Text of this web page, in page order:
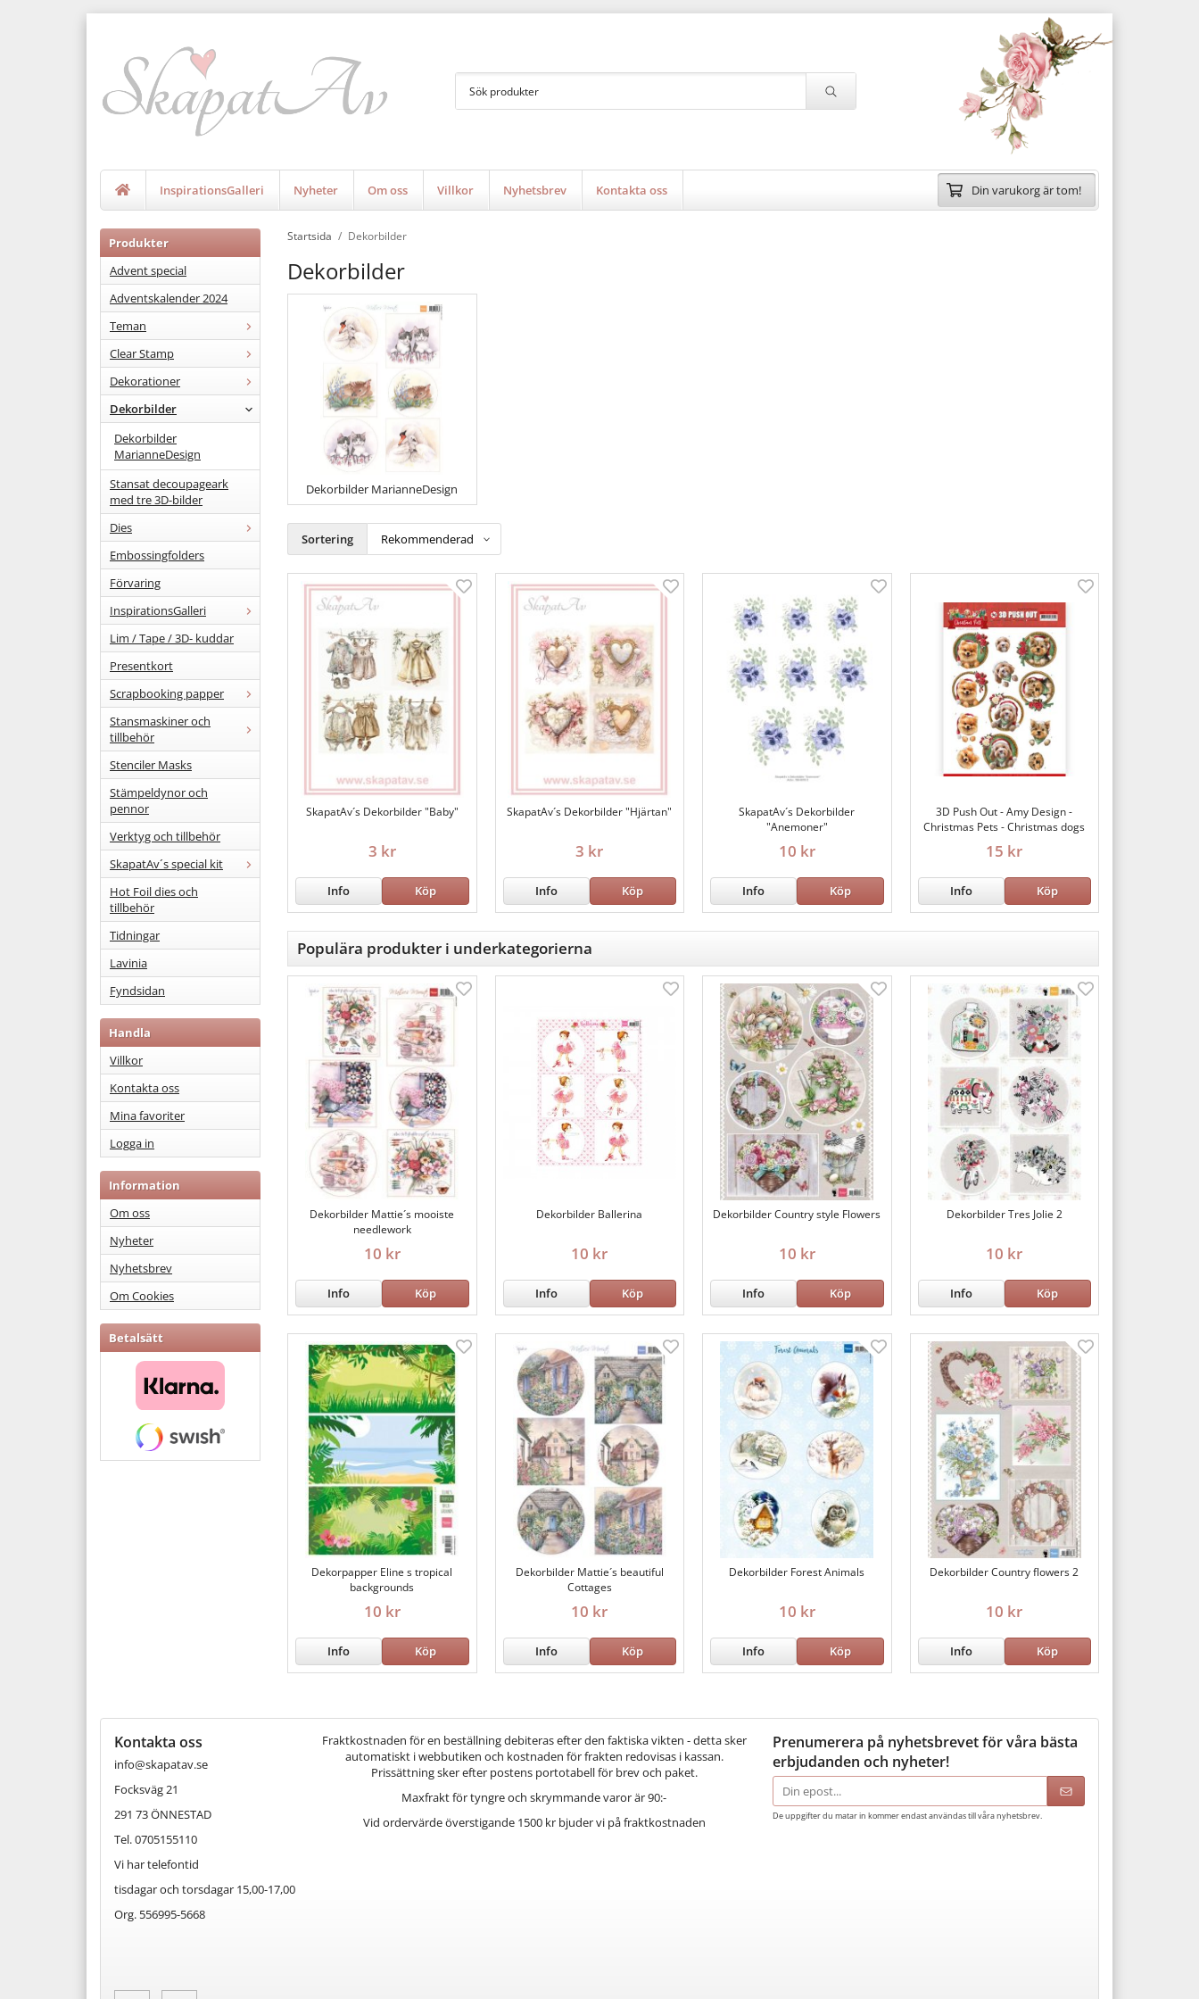
InspirationsGalleri Nyheter Om oss Villkor Nyhetsbrev Kontakta oss Din varukorg är tom!
Produkter
Advent special
Adventskalender 2024
Teman
Clear Stamp
Dekorationer
Dekorbilder
Dekorbilder
MarianneDesign
Stansat decoupageark
med tre 3D-bilder
Dies
Embossingfolders
Förvaring
InspirationsGalleri
Lim / Tape / 3D- kuddar
Presentkort
Scrapbooking papper
Stansmaskiner och
tillbehör
Stenciler Masks
Stämpeldynor och
pennor
Verktyg och tillbehör
SkapatAv´s special kit
Hot Foil dies och
tillbehör
Tidningar
Lavinia
Fyndsidan
Handla
Villkor
Kontakta oss
Mina favoriter
Logga in
Information
Om oss
Nyheter
Nyhetsbrev
Om Cookies
Betalsätt
Startsida / Dekorbilder
Dekorbilder
Dekorbilder MarianneDesign
Sortering
SkapatAv´s Dekorbilder "Baby"
3 kr
Info Köp
SkapatAv´s Dekorbilder "Hjärtan"
3 kr
Info Köp
SkapatAv´s Dekorbilder
"Anemoner"
10 kr
Info Köp
3D Push Out - Amy Design -
Christmas Pets - Christmas dogs
15 kr
Info Köp
Populära produkter i underkategorierna
Dekorbilder Mattie´s mooiste
needlework
10 kr
Info Köp
Dekorbilder Ballerina
10 kr
Info Köp
Dekorbilder Country style Flowers
10 kr
Info Köp
Dekorbilder Tres Jolie 2
10 kr
Info Köp
Dekorpapper Eline s tropical
backgrounds
10 kr
Info Köp
Dekorbilder Mattie´s beautiful
Cottages
10 kr
Info Köp
Dekorbilder Forest Animals
10 kr
Info Köp
Dekorbilder Country flowers 2
10 kr
Info Köp
Kontakta oss
info@skapatav.se
Focksväg 21
291 73 ÖNNESTAD
Tel. 0705155110
Vi har telefontid
tisdagar och torsdagar 15,00-17,00
Org. 556995-5668
Fraktkostnaden för en beställning debiteras efter den faktiska vikten - detta sker
automatiskt i webbutiken och kostnaden för frakten redovisas i kassan.
Prissättning sker efter postens portotabell för brev och paket.
Maxfrakt för tyngre och skrymmande varor är 90:-
Vid ordervärde överstigande 1500 kr bjuder vi på fraktkostnaden
Prenumerera på nyhetsbrevet för våra bästa
erbjudanden och nyheter!
postadress
De uppgifter du matar in kommer endast användas till våra nyhetsbrev.